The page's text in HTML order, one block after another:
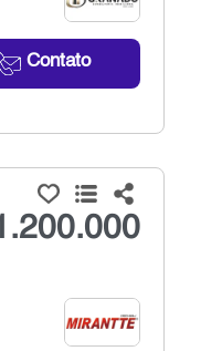
Contato